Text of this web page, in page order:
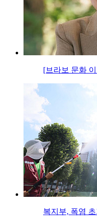
[브라보 문화
복지부, 폭염